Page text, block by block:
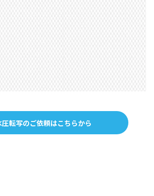
圧転写のご依頼はこちらから